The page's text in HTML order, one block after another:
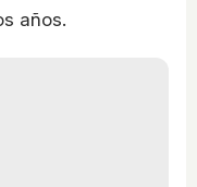
años.